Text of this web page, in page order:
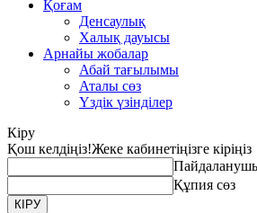
Қоғам
Денсаулық
Халық дауысы
Арнайы жобалар
Абай тағылымы
Аталы сөз
Үздік үзінділер
Кіру
Қош келдіңіз!Жеке кабинетіңізге кіріңіз
Құпия сөз